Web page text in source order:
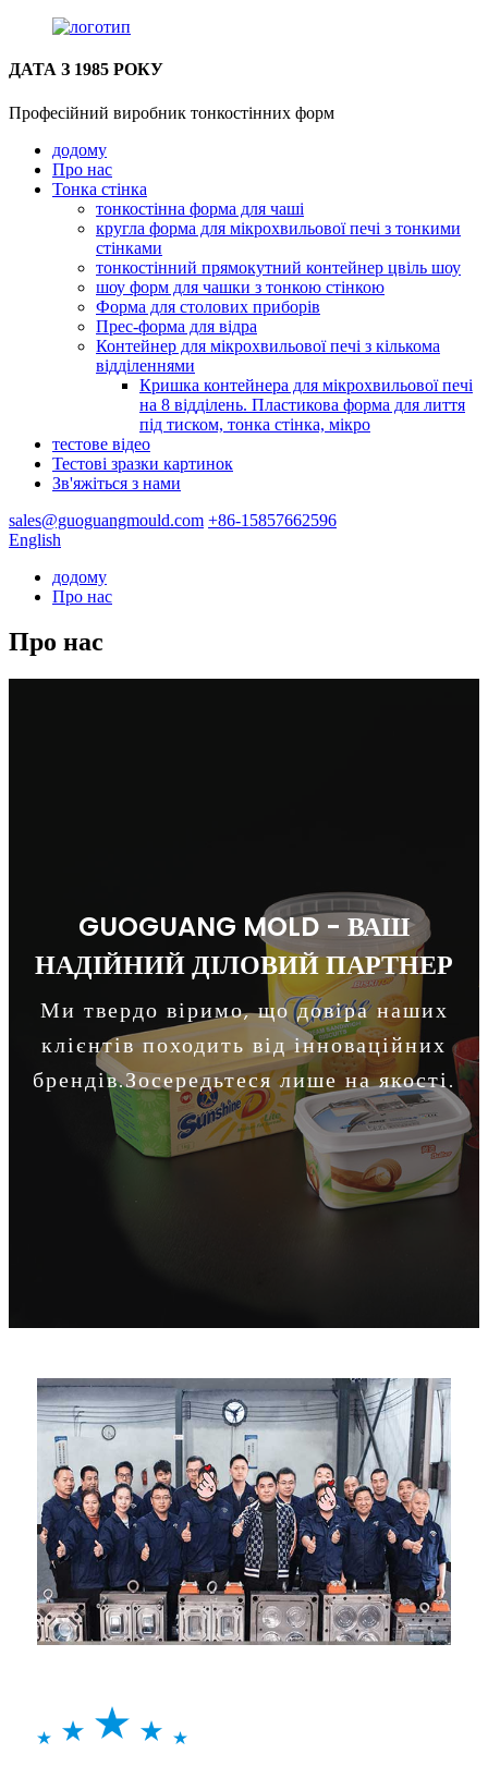
ДАТА З 1985 РОКУ
Професійний виробник тонкостінних форм
додому
Про нас
Тонка стінка
тонкостінна форма для чаші
кругла форма для мікрохвильової печі з тонкими
стінками
тонкостінний прямокутний контейнер цвіль шоу
шоу форм для чашки з тонкою стінкою
Форма для столових приборів
Прес-форма для відра
Контейнер для мікрохвильової печі з кількома
відділеннями
Кришка контейнера для мікрохвильової печі
на 8 відділень. Пластикова форма для лиття
під тиском, тонка стінка, мікро
тестове відео
Тестові зразки картинок
Зв'яжіться з нами
sales@guoguangmould.com +86-15857662596
English
додому
Про нас
Про нас
GUOGUANG MOLD - ВАШ
НАДІЙНИЙ ДІЛОВИЙ ПАРТНЕР
Ми твердо віримо, що довіра наших
клієнтів походить від інноваційних
брендів.Зосередьтеся лише на якості.